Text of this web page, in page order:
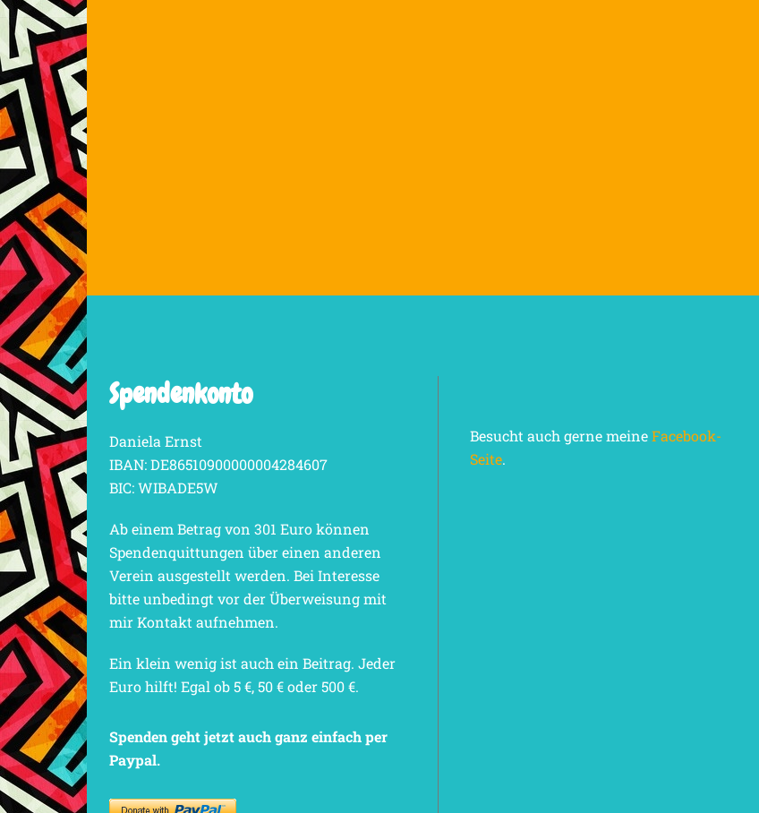
Spendenkonto
Daniela Ernst
IBAN: DE86510900000004284607
BIC: WIBADE5W
Ab einem Betrag von 301 Euro können
Spendenquittungen über einen anderen
Verein ausgestellt werden. Bei Interesse
bitte unbedingt vor der Überweisung mit
mir Kontakt aufnehmen.
Ein klein wenig ist auch ein Beitrag. Jeder
Euro hilft! Egal ob 5 €, 50 € oder 500 €.
Spenden geht jetzt auch ganz einfach per
Paypal.
Besucht auch gerne meineFacebook-
Seite.